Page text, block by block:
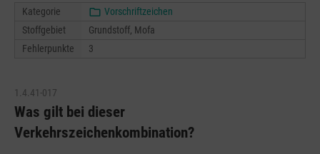
Kategorie
Vorschriftzeichen
Stoffgebiet
Grundstoff, Mofa
Fehlerpunkte
3
1.4.41-017
Was gilt bei dieser
Verkehrszeichenkombination?